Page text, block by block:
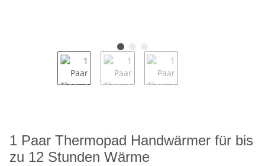
1 Paar Thermopad Handwärmer für bis
zu 12 Stunden Wärme